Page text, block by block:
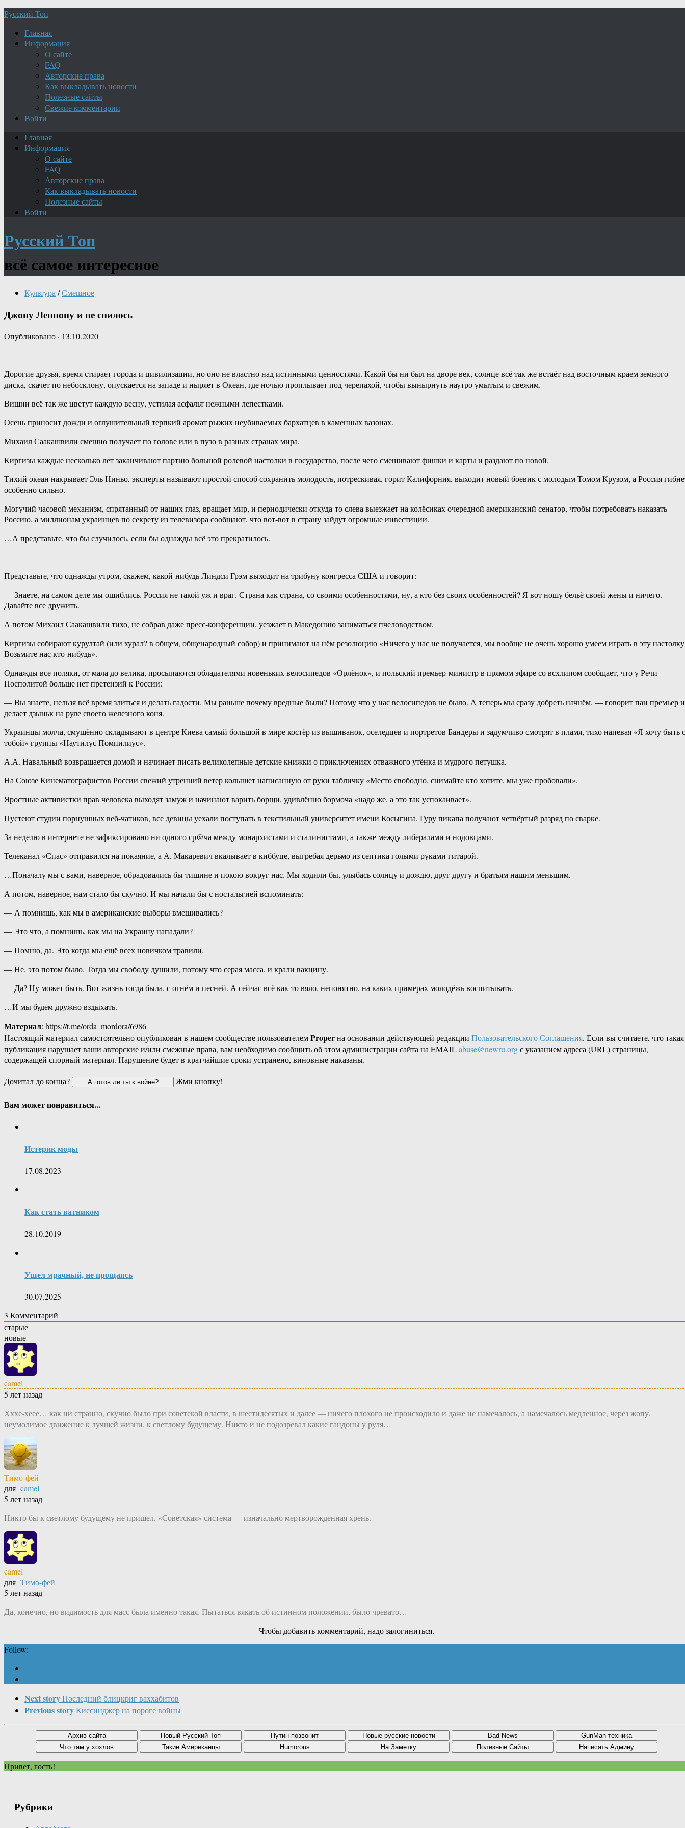
Русский Топ
Главная
Информация
О сайте
FAQ
Авторские права
Как выкладывать новости
Полезные сайты
Свежие комментарии
Войти
Главная
Информация
О сайте
FAQ
Авторские права
Как выкладывать новости
Полезные сайты
Войти
Русский Топ
всё самое интересное
Культура /Смешное
Джону Леннону и не снилось
Опубликовано · 13.10.2020
Дорогие друзья, время стирает города и цивилизации, но оно не властно над истинными ценностями. Какой бы ни был на дворе век, солнце всё так же встаёт над восточным краем земного
диска, скачет по небосклону, опускается на западе и ныряет в Океан, где ночью проплывает под черепахой, чтобы вынырнуть наутро умытым и свежим.
Вишни всё так же цветут каждую весну, устилая асфальт нежными лепестками.
Осень приносит дожди и оглушительный терпкий аромат рыжих неубиваемых бархатцев в каменных вазонах.
Михаил Саакашвили смешно получает по голове или в пузо в разных странах мира.
Киргизы каждые несколько лет заканчивают партию большой ролевой настолки в государство, после чего смешивают фишки и карты и раздают по новой.
Тихий океан накрывает Эль Ниньо, эксперты называют простой способ сохранить молодость, потрескивая, горит Калифорния, выходит новый боевик с молодым Томом Крузом, а Россия
особенно сильно.
Могучий часовой механизм, спрятанный от наших глаз, вращает мир, и периодически откуда-то слева выезжает на колёсиках очередной американский сенатор, чтобы потребовать наказать
Россию, а миллионам украинцев по секрету из телевизора сообщают, что вот-вот в страну зайдут огромные инвестиции.
…А представьте, что бы случилось, если бы однажды всё это прекратилось.
Представьте, что однажды утром, скажем, какой-нибудь Линдси Грэм выходит на трибуну конгресса США и говорит:
— Знаете, на самом деле мы ошиблись. Россия не такой уж и враг. Страна как страна, со своими особенностями, ну, а кто без своих особенностей? Я вот ношу бельё своей жены и ничего.
Давайте все дружить.
А потом Михаил Саакашвили тихо, не собрав даже пресс-конференции, уезжает в Македонию заниматься пчеловодством.
Киргизы собирают курултай (или хурал? в общем, общенародный собор) и принимают на нём резолюцию «Ничего у нас не получается, мы вообще не очень хорошо умеем играть в эту
Возьмите нас кто-нибудь».
Однажды все поляки, от мала до велика, просыпаются обладателями новеньких велосипедов «Орлёнок», и польский премьер-министр в прямом эфире со всхлипом сообщает, что у Речи
Посполитой больше нет претензий к России:
— Вы знаете, нельзя всё время злиться и делать гадости. Мы раньше почему вредные были? Потому что у нас велосипедов не было. А теперь мы сразу добреть начнём, — говорит пан премьер и
делает дзыньк на руле своего железного коня.
Украинцы молча, смущённо складывают в центре Киева самый большой в мире костёр из вышиванок, оселедцев и портретов Бандеры и задумчиво смотрят в пламя, тихо напевая «Я хочу быть с
тобой» группы «Наутилус Помпилиус».
А.А. Навальный возвращается домой и начинает писать великолепные детские книжки о приключениях отважного утёнка и мудрого петушка.
На Союзе Кинематографистов России свежий утренний ветер колышет написанную от руки табличку «Место свободно, снимайте кто хотите, мы уже пробовали».
Яростные активистки прав человека выходят замуж и начинают варить борщи, удивлённо бормоча «надо же, а это так успокаивает».
Пустеют студии порнушных веб-чатиков, все девицы уехали поступать в текстильный университет имени Косыгина. Гуру пикапа получают четвёртый разряд по сварке.
За неделю в интернете не зафиксировано ни одного ср@ча между монархистами и сталинистами, а также между либералами и нодовцами.
Телеканал «Спас» отправился на покаяние, а А. Макаревич вкалывает в киббуце, выгребая дерьмо из септикаголыми рукамигитарой.
…Поначалу мы с вами, наверное, обрадовались бы тишине и покою вокруг нас. Мы ходили бы, улыбась солнцу и дождю, друг другу и братьям нашим меньшим.
А потом, наверное, нам стало бы скучно. И мы начали бы с ностальгией вспоминать:
— А помнишь, как мы в американские выборы вмешивались?
— Это что, а помнишь, как мы на Украину нападали?
— Помню, да. Это когда мы ещё всех новичком травили.
— Не, это потом было. Тогда мы свободу душили, потому что серая масса, и крали вакцину.
— Да? Ну может быть. Вот жизнь тогда была, с огнём и песней. А сейчас всё как-то вяло, непонятно, на каких примерах молодёжь воспитывать.
…И мы будем дружно вздыхать.
Материал: https://t.me/orda_mordora/6986
Настоящий материал самостоятельно опубликован в нашем сообществе пользователемProperна основании действующей редакции Пользовательского Соглашения. Если вы считаете, что такая
публикация нарушает ваши авторские и/или смежные права, вам необходимо сообщить об этом администрации сайта на EMAILabuse@newru.orgс указанием адреса (URL) страницы,
содержащей спорный материал. Нарушение будет в кратчайшие сроки устранено, виновные наказаны.
Дочитал до конца?
Жми кнопку!
Вам может понравиться...
Истерик моды
17.08.2023
Как стать ватником
28.10.2019
Ушел мрачный, не прощаясь
30.07.2025
3 Комментарий
старые
новые
camel
5 лет назад
Хххе-хеее… как ни странно, скучно было при советской власти, в шестидесятых и далее — ничего плохого не происходило и даже не намечалось, а намечалось медленное, через жопу,
неумолимое движение к лучшей жизни, к светлому будущему. Никто и не подозревал какие гандоны у руля…
Тимо-фей
для camel
5 лет назад
Никто бы к светлому будущему не пришел. «Советская» система — изначально мертворожденная хрень.
camel
для Тимо-фей
5 лет назад
Да, конечно, но видимость для масс была именно такая. Пытаться вякать об истинном положении, было чревато…
Чтобы добавить комментарий, надо залогиниться.
Follow:
Next storyПоследний блицкриг ваххабитов
Previous storyКиссинджер на пороге войны
Привет, гость!
Рубрики